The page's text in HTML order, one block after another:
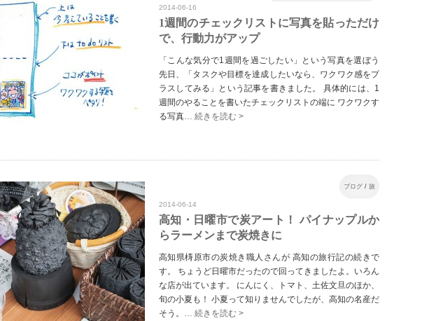
2014-06-16
1週間のチェックリストに写真を貼っただけ
で、行動力がアップ
「こんな気分で1週間を過ごしたい」という写真を選ぼう
先日、「タスクや目標を達成したいなら、ワクワク感をプ
ラスしてみる」という記事を書きました。 具体的には、1
週間のやることを書いたチェックリストの端に ワクワクす
る写真… 続きを読む >
ブログ / 旅
2014-06-14
高知・日曜市で炭アート！ パイナップルか
らラーメンまで炭焼きに
高知県梼原市の炭焼き職人さんが 高知の旅行記の続きで
す。 ちょうど日曜市だったので回ってきましたよ。いろん
な店が出ています。 にんにく、トマト、土佐文旦のほか、
旬の小夏も！ 小夏って知りませんでしたが、高知の名産だ
そう。 … 続きを読む >